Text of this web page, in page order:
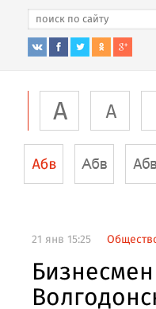
21 янв 15:25